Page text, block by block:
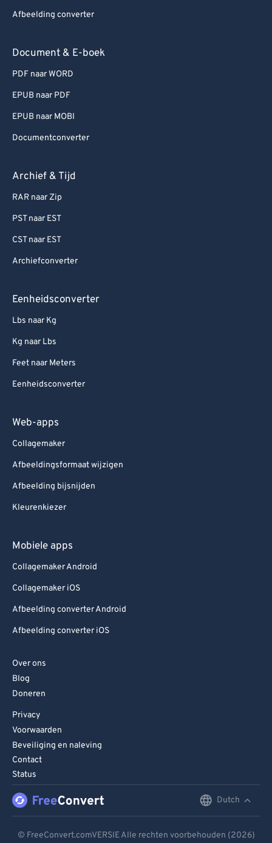
Afbeelding converter
Document & E-boek
PDF naar WORD
EPUB naar PDF
EPUB naar MOBI
Documentconverter
Archief & Tijd
RAR naar Zip
PST naar EST
CST naar EST
Archiefconverter
Eenheidsconverter
Lbs naar Kg
Kg naar Lbs
Feet naar Meters
Eenheidsconverter
Web-apps
Collagemaker
Afbeeldingsformaat wijzigen
Afbeelding bijsnijden
Kleurenkiezer
Mobiele apps
Collagemaker Android
Collagemaker iOS
Afbeelding converter Android
Afbeelding converter iOS
Over ons
Blog
Doneren
Privacy
Voorwaarden
Beveiliging en naleving
Contact
Status
Dutch
© FreeConvert.comVERSIE Alle rechten voorbehouden (2026)